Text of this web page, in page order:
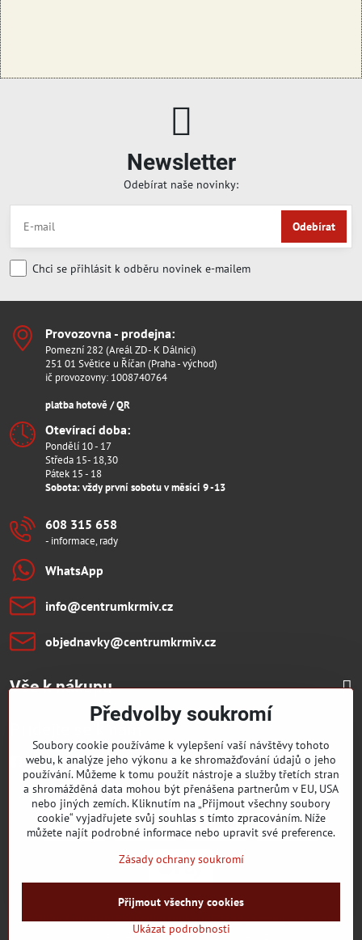
Newsletter
Odebírat naše novinky:
Odebírat
Chci se přihlásit k odběru novinek e-mailem
Provozovna - prodejna:
Pomezní 282 (Areál ZD- K Dálnici)
251 01 Světice u Říčan (Praha - východ)
ič provozovny: 1008740764
platba hotově / QR
Otevírací doba:
Pondělí 10 - 17
Středa 15- 18,30
Pátek 15 - 18
Sobota: vždy první sobotu v měsíci 9 -13
608 315 658
- informace, rady
WhatsApp
info​@centrumkrmiv​.cz
objednavky​@centrumkrmiv​.cz
Vše k nákupu
Facebook Youtube
©2026CopyrightPředvolby soukromíZásady ochrany soukromí
Vytvořeno systémem:ByznysWeb.cz
Předvolby soukromí
Soubory cookie používáme k vylepšení vaší návštěvy tohoto
webu, k analýze jeho výkonu a ke shromažďování údajů o jeho
používání. Můžeme k tomu použít nástroje a služby třetích stran
a shromážděná data mohou být přenášena partnerům v EU, USA
nebo jiných zemích. Kliknutím na „Přijmout všechny soubory
cookie“ vyjadřujete svůj souhlas s tímto zpracováním. Níže
můžete najít podrobné informace nebo upravit své preference.
Zásady ochrany soukromí
Ukázat podrobnosti
Přijmout všechny cookies